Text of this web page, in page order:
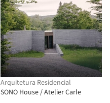
Arquitetura Residencial
SONO House / Atelier Carle